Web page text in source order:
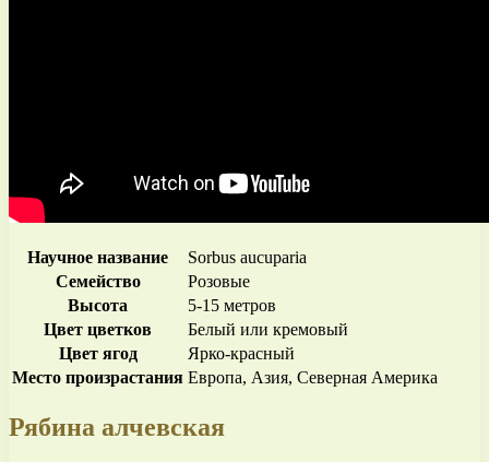
Научное название
Sorbus aucuparia
Семейство
Розовые
Высота
5-15 метров
Цвет цветков
Белый или кремовый
Цвет ягод
Ярко-красный
Место произрастания Европа, Азия, Северная Америка
Рябина алчевская